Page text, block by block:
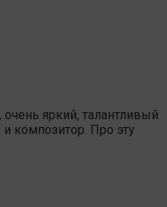
яркий, талантливый
композитор. Про эту